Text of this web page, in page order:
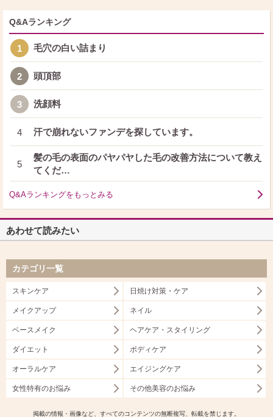
Q&Aランキング
1 毛穴の白い詰まり
2 頭頂部
3 洗顔料
4 汗で崩れないファンデを探しています。
5
髪の毛の表面のパヤパヤした毛の改善方法について教え
てくだ…
Q&Aランキングをもっとみる
あわせて読みたい
カテゴリ一覧
スキンケア 日焼け対策・ケア
メイクアップ ネイル
ベースメイク ヘアケア・スタイリング
ダイエット ボディケア
オーラルケア エイジングケア
女性特有のお悩み その他美容のお悩み
掲載の情報・画像など、すべてのコンテンツの無断複写、転載を禁じます。